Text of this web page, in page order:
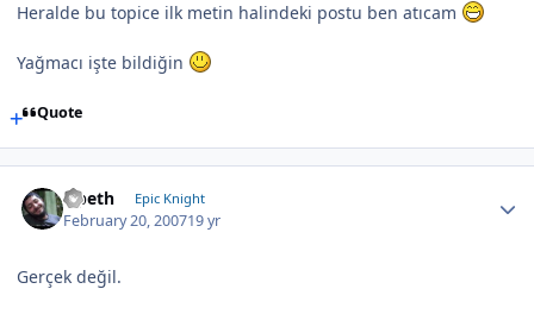
Heralde bu topice ilk metin halindeki postu ben atıcam
Yağmacı işte bildiğin
Quote
Opeth Epic Knight
February 20, 200719 yr
Gerçek değil.